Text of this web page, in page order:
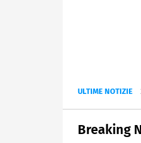
ULTIME NOTIZIE
Breaking